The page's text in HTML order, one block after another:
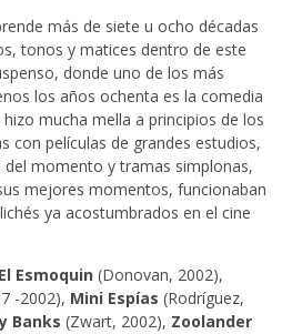
más de siete u ocho décadas
tonos y matices dentro de este
donde uno de los más
los años ochenta es la comedia
mucha mella a principios de los
con películas de grandes estudios,
momento y tramas simplonas,
mejores momentos, funcionaban
ya acostumbrados en el cine
El Esmoquin (Donovan, 2002),
-2002), Mini Espías (Rodríguez,
Banks (Zwart, 2002), Zoolander